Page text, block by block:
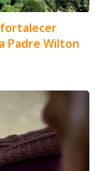
fortalecer
Padre Wilton